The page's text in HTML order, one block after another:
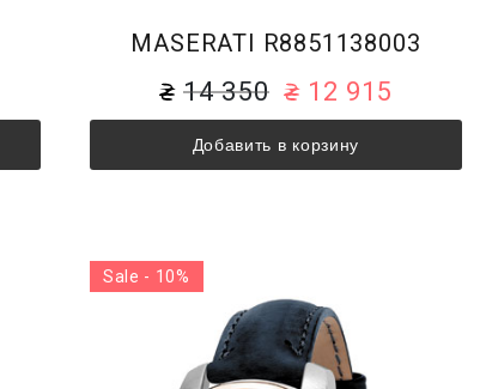
MASERATI R8851138003
14 350 12 915
Добавить в корзину
Sale - 10%